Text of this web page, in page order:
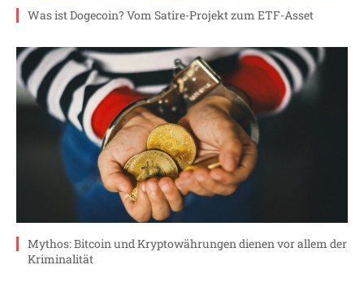
Was ist Dogecoin? Vom Satire-Projekt zum ETF-Asset
Mythos: Bitcoin und Kryptowährungen dienen vor allem der
Kriminalität